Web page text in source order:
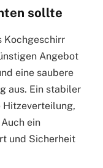
sollte
Kochgeschirr
Angebot
eine saubere
aus. Ein stabiler
Hitzeverteilung,
ein
und Sicherheit